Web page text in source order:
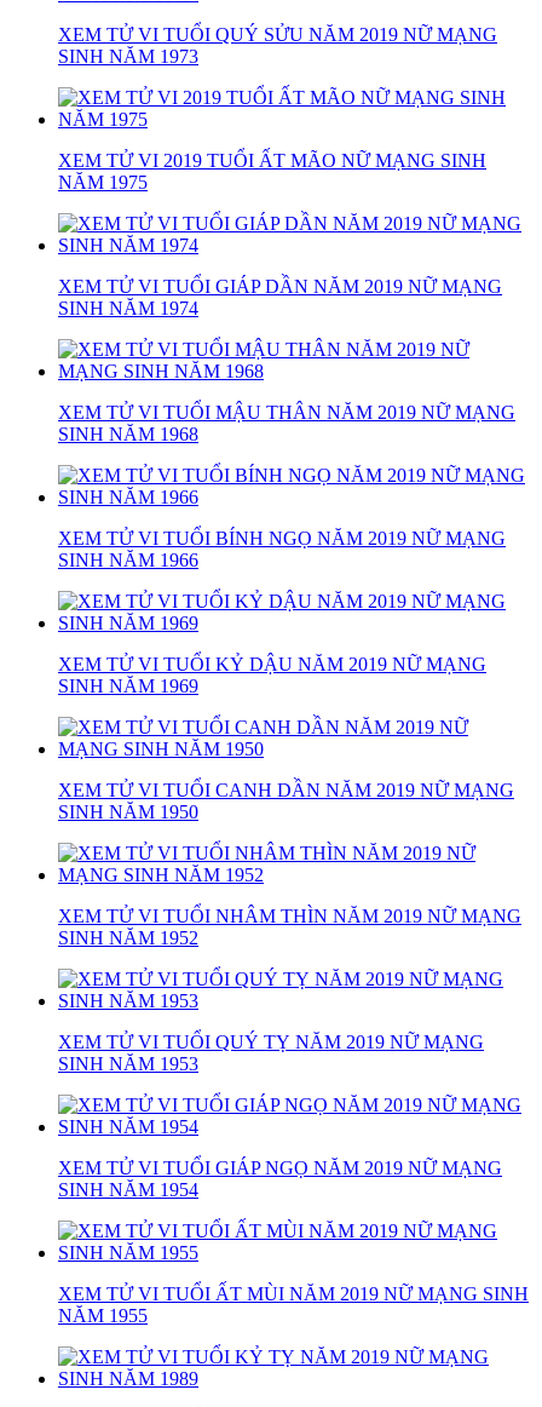
XEM TỬ VI TUỔI QUÝ SỬU NĂM 2019 NỮ MẠNG
SINH NĂM 1973
XEM TỬ VI 2019 TUỔI ẤT MÃO NỮ MẠNG SINH
NĂM 1975
XEM TỬ VI TUỔI GIÁP DẦN NĂM 2019 NỮ MẠNG
SINH NĂM 1974
XEM TỬ VI TUỔI MẬU THÂN NĂM 2019 NỮ MẠNG
SINH NĂM 1968
XEM TỬ VI TUỔI BÍNH NGỌ NĂM 2019 NỮ MẠNG
SINH NĂM 1966
XEM TỬ VI TUỔI KỶ DẬU NĂM 2019 NỮ MẠNG
SINH NĂM 1969
XEM TỬ VI TUỔI CANH DẦN NĂM 2019 NỮ MẠNG
SINH NĂM 1950
XEM TỬ VI TUỔI NHÂM THÌN NĂM 2019 NỮ MẠNG
SINH NĂM 1952
XEM TỬ VI TUỔI QUÝ TỴ NĂM 2019 NỮ MẠNG
SINH NĂM 1953
XEM TỬ VI TUỔI GIÁP NGỌ NĂM 2019 NỮ MẠNG
SINH NĂM 1954
XEM TỬ VI TUỔI ẤT MÙI NĂM 2019 NỮ MẠNG SINH
NĂM 1955